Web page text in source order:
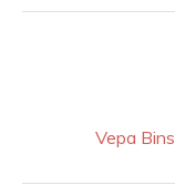
Vepa Bins